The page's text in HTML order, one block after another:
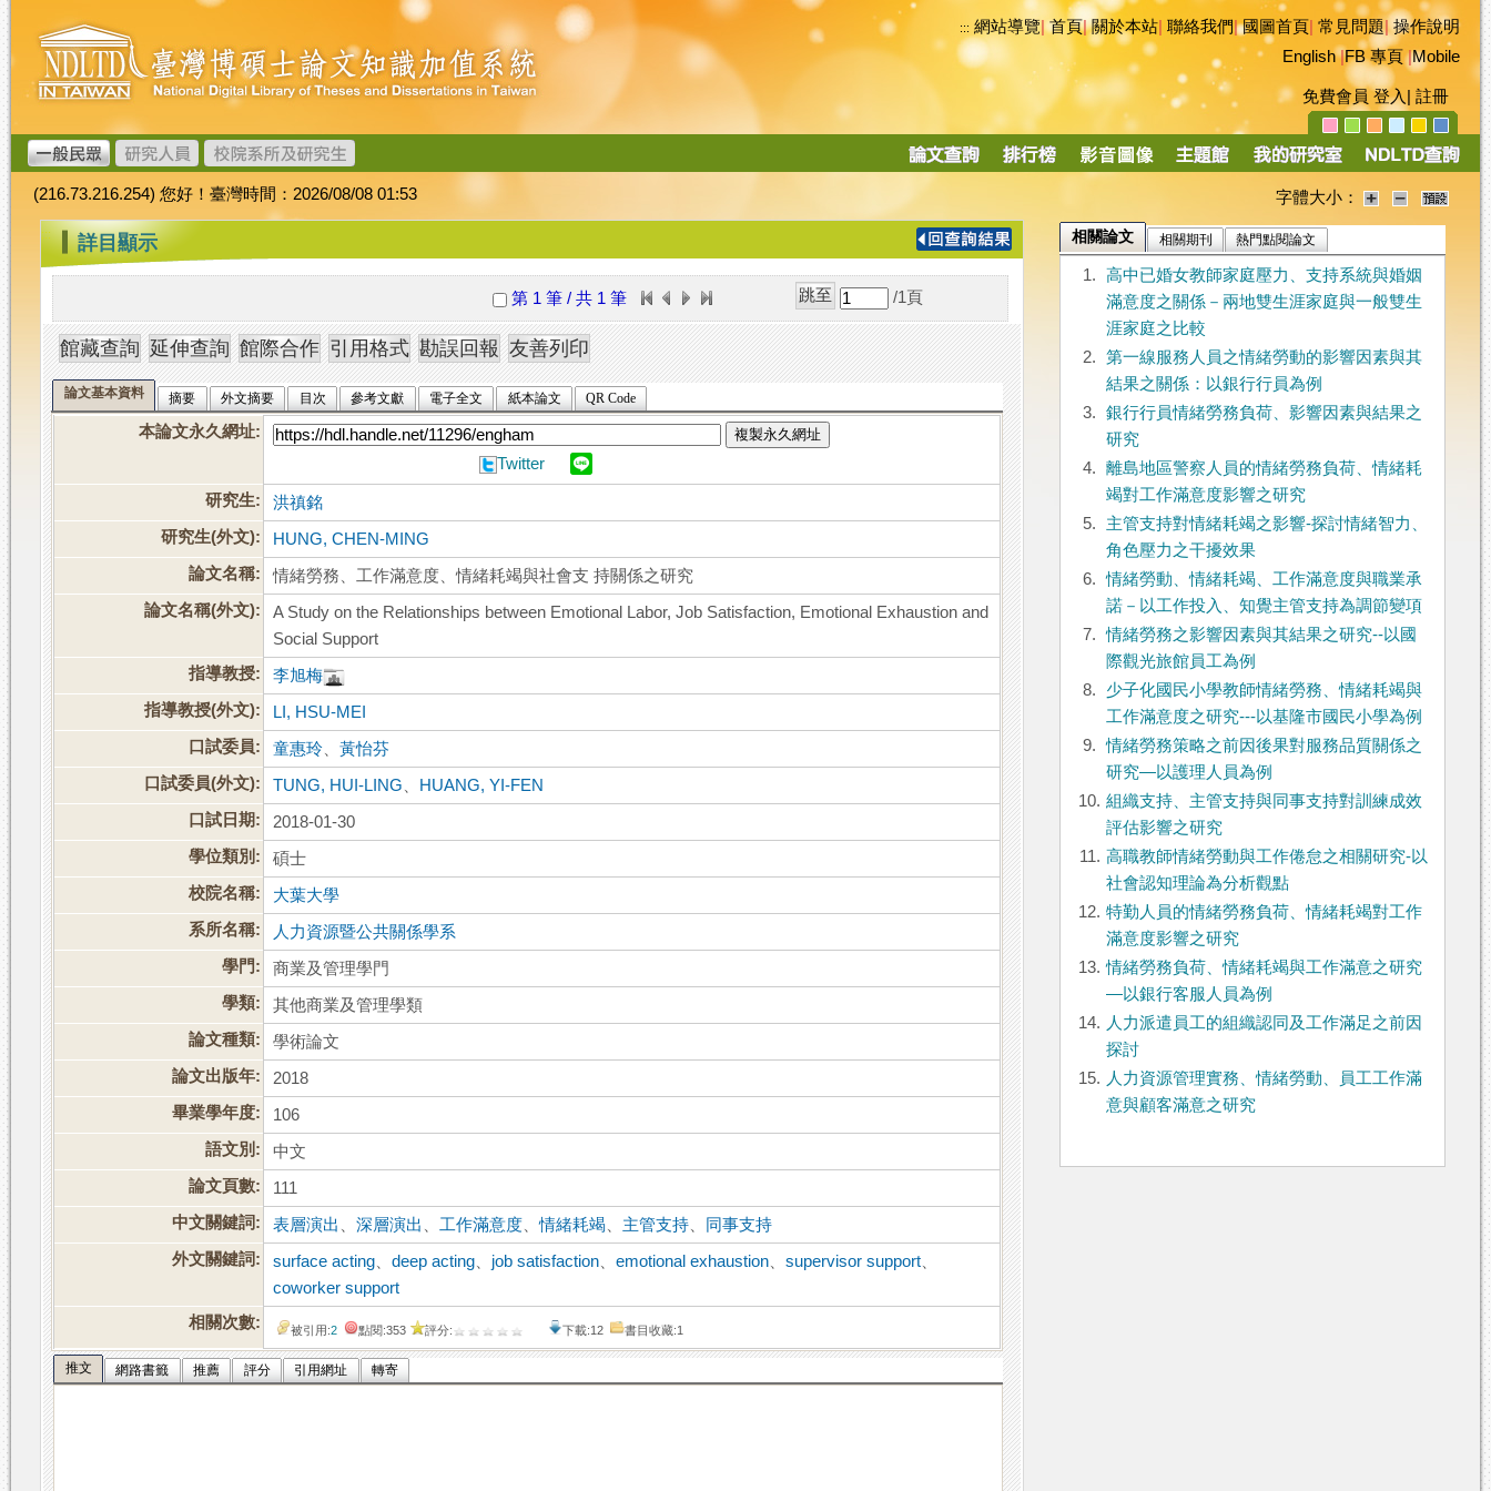
跳
到
主
要
內
容
臺
灣
博
碩
士
論
文
加
值
系
統
::: 網站導覽|首頁|關於本站 聯絡我們|國圖首頁 常見問題|操作說明
English|FB 專頁|Mobile
免費會員 登入 註冊
導
(216.73.216.254) 您好！臺灣時間：2026/08/08 01:53 字體大小：
::: 詳目顯示
第 1 筆 / 共 1 筆 /1 頁
論文基本資料 摘要 外文摘要 目次 參考文獻 電子全文 紙本論文 QR Code
本論文永久網址: 複製永久網址
Twitter
研究生:
洪禛銘
研究生(外文):
HUNG, CHEN-MING
論文名稱:
情緒勞務、工作滿意度、情緒耗竭與社會支 持關係之研究
論文名稱(外文):
A Study on the Relationships between Emotional Labor, Job Satisfaction, Emotional Exhaustion and
Social Support
指導教授:
李旭梅
指導教授(外文):
LI, HSU-MEI
口試委員:
童惠玲 、黃怡芬
口試委員(外文):
TUNG, HUI-LING
HUANG, YI-FEN
口試日期:
2018-01-30
學位類別:
碩士
校院名稱:
大葉大學
系所名稱:
人力資源暨公共關係學系
學門:
商業及管理學門
學類:
其他商業及管理學類
論文種類:
學術論文
論文出版年:
2018
畢業學年度:
106
語文別:
中文
論文頁數:
111
中文關鍵詞:
表層演出 、深層演出 工作滿意度 、情緒耗竭 主管支持
同事支持
外文關鍵詞:
surface acting 、deep acting job satisfaction 、emotional exhaustion 、supervisor support
coworker support
相關次數:
被引用:2 點閱:353 評分: 下載:12 書目收藏:1
推文 網路書籤 推薦 評分 引用網址 轉寄
相關論文 相關期刊 熱門點閱論文
1.
高中已婚女教師家庭壓力、支持系統與婚姻
滿意度之關係－兩地雙生涯家庭與一般雙生
涯家庭之比較
2.
第一線服務人員之情緒勞動的影響因素與其
結果之關係：以銀行行員為例
3.
銀行行員情緒勞務負荷、影響因素與結果之
研究
4.
離島地區警察人員的情緒勞務負荷、情緒耗
竭對工作滿意度影響之研究
5.
主管支持對情緒耗竭之影響-探討情緒智力、
角色壓力之干擾效果
6. 情緒勞動、情緒耗竭、工作滿意度與職業承
諾－以工作投入、知覺主管支持為調節變項
7. 情緒勞務之影響因素與其結果之研究--以國
際觀光旅館員工為例
8.
少子化國民小學教師情緒勞務、情緒耗竭與
工作滿意度之研究---以基隆市國民小學為例
9. 情緒勞務策略之前因後果對服務品質關係之
研究—以護理人員為例
10. 組織支持、主管支持與同事支持對訓練成效
評估影響之研究
11. 高職教師情緒勞動與工作倦怠之相關研究-以
社會認知理論為分析觀點
12. 特勤人員的情緒勞務負荷、情緒耗竭對工作
滿意度影響之研究
13. 情緒勞務負荷、情緒耗竭與工作滿意之研究
—以銀行客服人員為例
14. 人力派遣員工的組織認同及工作滿足之前因
探討
15. 人力資源管理實務、情緒勞動、員工工作滿
意與顧客滿意之研究